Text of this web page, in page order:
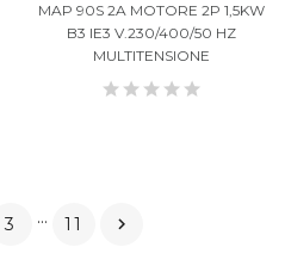
MAP 90S 2A MOTORE 2P 1,5KW
B3 IE3 V.230/400/50 HZ
MULTITENSIONE
3 … 11 